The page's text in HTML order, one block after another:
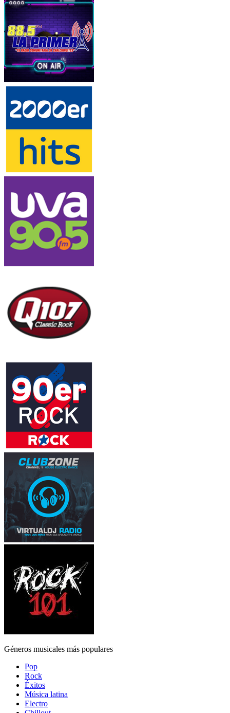
Géneros musicales más populares
Pop
Rock
Éxitos
Música latina
Electro